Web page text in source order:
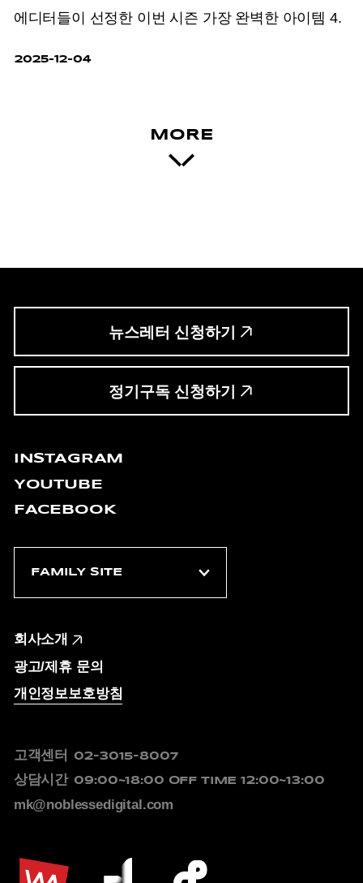
에디터들이 선정한 이번 시즌 가장 완벽한 아이템 4.
2025-12-04
MORE
뉴스레터 신청하기
정기구독 신청하기
INSTAGRAM
YOUTUBE
FACEBOOK
회사소개
광고/제휴 문의
개인정보보호방침
고객센터 02-3015-8007
상담시간 09:00~18:00 OFF TIME 12:00~13:00
mk@noblessedigital.com